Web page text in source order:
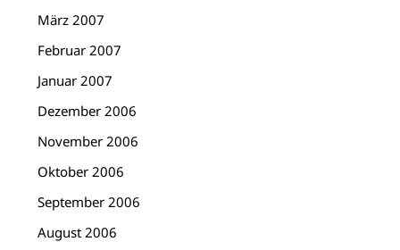
März 2007
Februar 2007
Januar 2007
Dezember 2006
November 2006
Oktober 2006
September 2006
August 2006